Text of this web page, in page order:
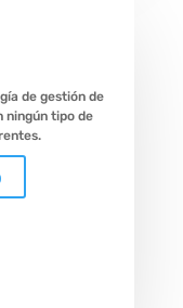
de gestión de
ningún tipo de